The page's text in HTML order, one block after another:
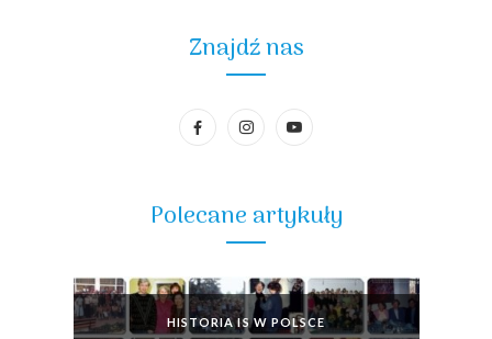
Znajdź nas
Polecane artykuły
HISTORIA IS W POLSCE